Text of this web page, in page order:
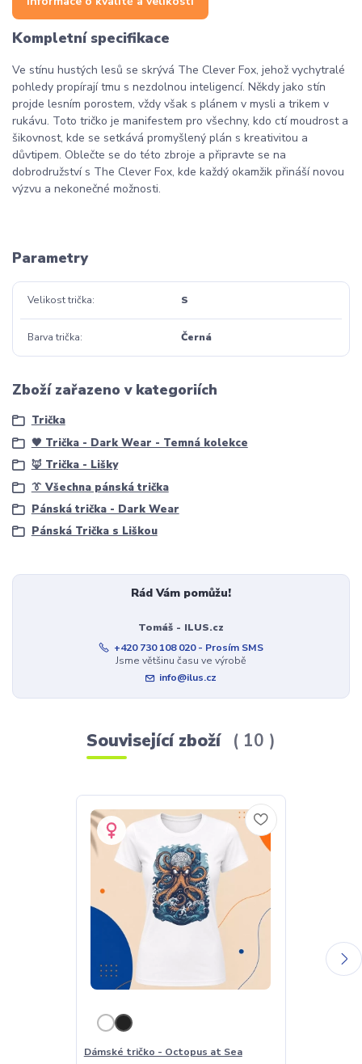
Kompletní specifikace
Ve stínu hustých lesů se skrývá The Clever Fox, jehož vychytralé
pohledy propírají tmu s nezdolnou inteligencí. Někdy jako stín
projde lesním porostem, vždy však s plánem v mysli a trikem v
rukávu. Toto tričko je manifestem pro všechny, kdo ctí moudrost a
šikovnost, kde se setkává promyšlený plán s kreativitou a
důvtipem. Oblečte se do této zbroje a připravte se na
dobrodružství s The Clever Fox, kde každý okamžik přináší novou
výzvu a nekonečné možnosti.
Parametry
Velikost trička S
Barva trička Černá
Zboží zařazeno v kategoriích
Trička
🖤 Trička - Dark Wear - Temná kolekce
🦊 Trička - Lišky
👔 Všechna pánská trička
Pánská trička - Dark Wear
Pánská Trička s Liškou
Rád Vám pomůžu!
Tomáš - ILUS.cz
+420 730 108 020 - Prosím SMS
Jsme většinu času ve výrobě
info@ilus.cz
Související zboží 10
Dámské tričko - Octopus at Sea